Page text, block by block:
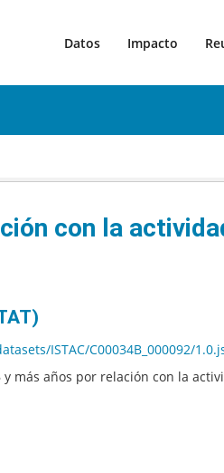
Datos Impacto
con la
ISTAC/C00034B_000092/
más años por relación con la